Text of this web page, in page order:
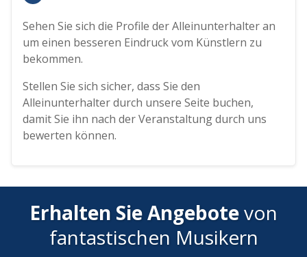
Sehen Sie sich die Profile der Alleinunterhalter an
um einen besseren Eindruck vom Künstlern zu
bekommen.
Stellen Sie sich sicher, dass Sie den
Alleinunterhalter durch unsere Seite buchen,
damit Sie ihn nach der Veranstaltung durch uns
bewerten können.
Erhalten Sie Angebotevon
fantastischen Musikern